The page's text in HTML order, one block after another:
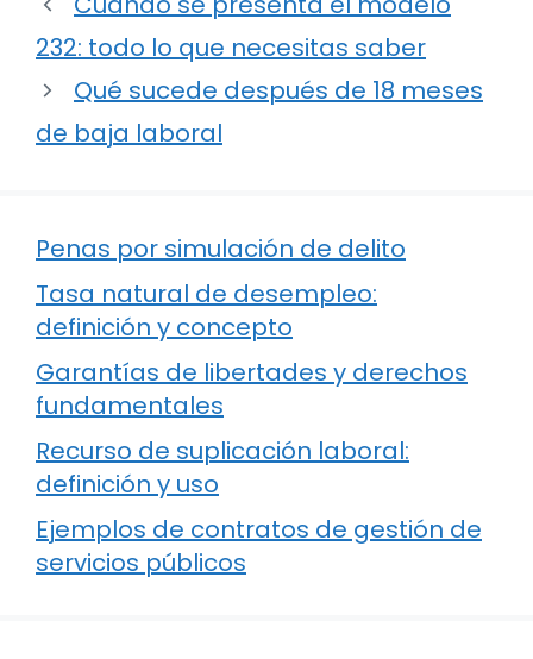
232: todo lo que necesitas saber
Qué sucede después de 18 meses
de baja laboral
Penas por simulación de delito
Tasa natural de desempleo:
definición y concepto
Garantías de libertades y derechos
fundamentales
Recurso de suplicación laboral:
definición y uso
Ejemplos de contratos de gestión de
servicios públicos